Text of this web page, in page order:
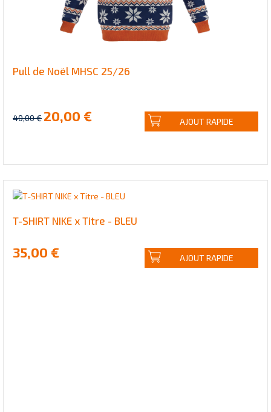
Pull de Noël MHSC 25/26
40,00 € 20,00 € AJOUT RAPIDE
T-SHIRT NIKE x Titre - BLEU
35,00 € AJOUT RAPIDE